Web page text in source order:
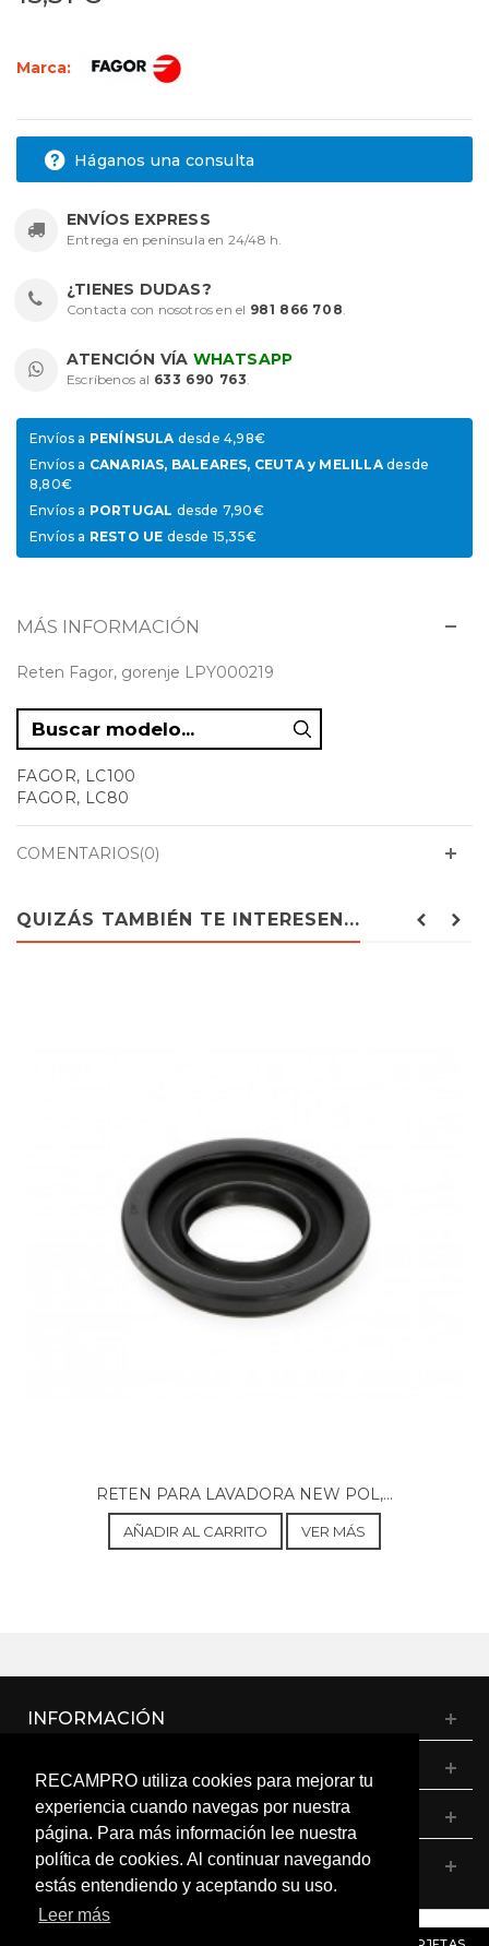
RECAMPRO utiliza cookies para mejorar tu
experiencia cuando navegas por nuestra
página. Para más información lee nuestra
política de cookies. Al continuar navegando
estás entendiendo y aceptando su uso.
Leer más
Marca:
Háganos una consulta
ENVÍOS EXPRESS
Entrega en península en 24/48 h.
¿TIENES DUDAS?
Contacta con nosotros en el 981 866 708.
ATENCIÓN VÍA WHATSAPP
Escríbenos al 633 690 763.
Envíos a PENÍNSULAdesde 4,98€
Envíos a CANARIAS, BALEARES, CEUTA y MELILLAdesde
8,80€
Envíos a PORTUGAL desde 7,90€
Envíos a RESTO UE desde 15,35€
MÁS INFORMACIÓN
Reten Fagor, gorenje LPY000219
FAGOR, LC100
FAGOR, LC80
COMENTARIOS(0)
QUIZÁS TAMBIÉN TE INTERESEN...
RETEN PARA LAVADORA NEW POL,...
AÑADIR AL CARRITO VER MÁS
INFORMACIÓN
MI CUENTA
CONTÁCTANOS